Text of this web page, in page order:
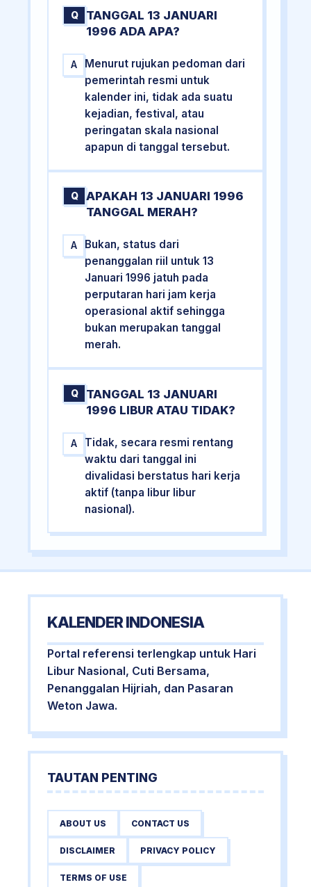
Q
TANGGAL 13 JANUARI
1996 ADA APA?
A
Menurut rujukan pedoman dari
pemerintah resmi untuk
kalender ini, tidak ada suatu
kejadian, festival, atau
peringatan skala nasional
apapun di tanggal tersebut.
Q
APAKAH 13 JANUARI 1996
TANGGAL MERAH?
A
Bukan, status dari
penanggalan riil untuk 13
Januari 1996 jatuh pada
perputaran hari jam kerja
operasional aktif sehingga
bukan merupakan tanggal
merah.
Q
TANGGAL 13 JANUARI
1996 LIBUR ATAU TIDAK?
A
Tidak, secara resmi rentang
waktu dari tanggal ini
divalidasi berstatus hari kerja
aktif (tanpa libur libur
nasional).
KALENDER INDONESIA
Portal referensi terlengkap untuk Hari
Libur Nasional, Cuti Bersama,
Penanggalan Hijriah, dan Pasaran
Weton Jawa.
TAUTAN PENTING
ABOUT US CONTACT US
DISCLAIMER PRIVACY POLICY
TERMS OF USE